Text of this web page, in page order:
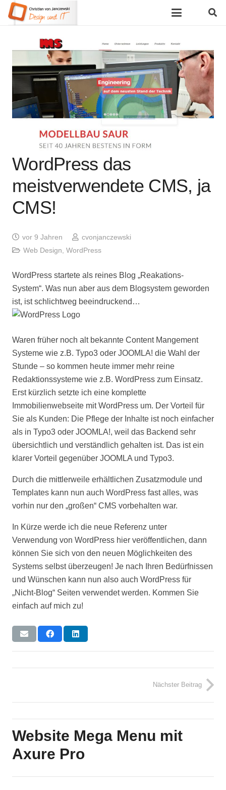
WordPress das
meistverwendete CMS, ja
CMS!
vor 9 Jahren
cvonjanczewski
Web Design, WordPress
WordPress startete als reines Blog „Reakations-
System“. Was nun aber aus dem Blogsystem geworden
ist, ist schlichtweg beeindruckend…
Waren früher noch alt bekannte Content Mangement
Systeme wie z.B. Typo3 oder JOOMLA! die Wahl der
Stunde – so kommen heute immer mehr reine
Redaktionssysteme wie z.B. WordPress zum Einsatz.
Erst kürzlich setzte ich eine komplette
Immobilienwebseite mit WordPress um. Der Vorteil für
Sie als Kunden: Die Pflege der Inhalte ist noch einfacher
als in Typo3 oder JOOMLA!, weil das Backend sehr
übersichtlich und verständlich gehalten ist. Das ist ein
klarer Vorteil gegenüber JOOMLA und Typo3.
Durch die mittlerweile erhältlichen Zusatzmodule und
Templates kann nun auch WordPress fast alles, was
vorhin nur den „großen“ CMS vorbehalten war.
In Kürze werde ich die neue Referenz unter
Verwendung von WordPress hier veröffentlichen, dann
können Sie sich von den neuen Möglichkeiten des
Systems selbst überzeugen! Je nach Ihren Bedürfnissen
und Wünschen kann nun also auch WordPress für
„Nicht-Blog“ Seiten verwendet werden. Kommen Sie
einfach auf mich zu!
Nächster Beitrag
Website Mega Menu mit
Axure Pro